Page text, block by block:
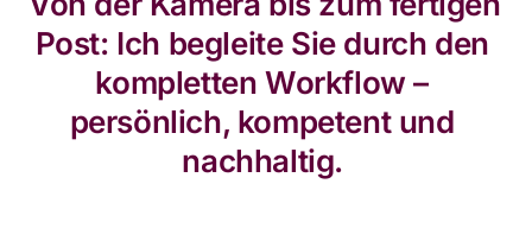
Post: Ich begleite Sie durch den
kompletten Workflow –
persönlich, kompetent und
nachhaltig.